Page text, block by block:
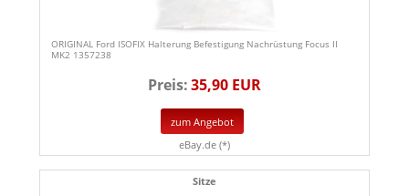
ORIGINAL Ford ISOFIX Halterung Befestigung Nachrüstung Focus II
MK2 1357238
Preis:35,90 EUR
zum Angebot
eBay.de (*)
Sitze